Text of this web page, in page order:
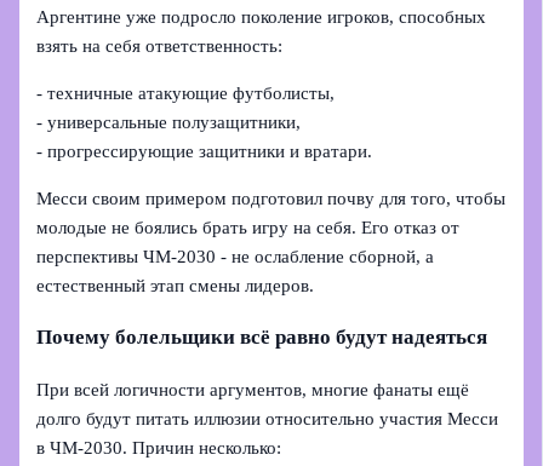
Аргентине уже подросло поколение игроков, способных
взять на себя ответственность:
- техничные атакующие футболисты,
- универсальные полузащитники,
- прогрессирующие защитники и вратари.
Месси своим примером подготовил почву для того, чтобы
молодые не боялись брать игру на себя. Его отказ от
перспективы ЧМ‑2030 - не ослабление сборной, а
естественный этап смены лидеров.
Почему болельщики всё равно будут надеяться
При всей логичности аргументов, многие фанаты ещё
долго будут питать иллюзии относительно участия Месси
в ЧМ‑2030. Причин несколько: